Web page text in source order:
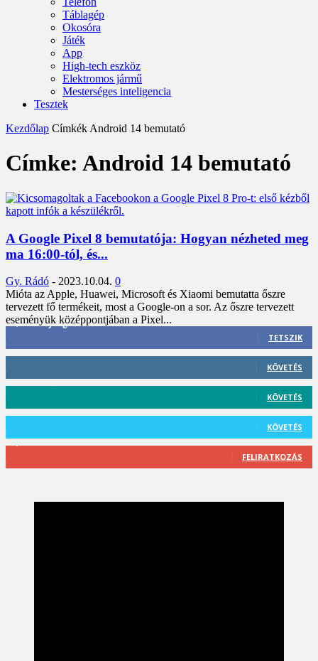
Táblagép
Okosóra
Játék
App
High-tech eszköz
Elektromos jármű
Mesterséges inteligencia
Tesztek
Kezdőlap Címkék Android 14 bemutató
Címke: Android 14 bemutató
A Google Pixel 8 bemutatója: Hogyan nézheted meg
ma 16:00-tól, és...
Gy. Rádó - 2023.10.04. 0
Mióta az Apple, Huawei, Microsoft és Xiaomi bemutatta őszre
tervezett fő termékeit, most a Google-on a sor. Az őszre tervezett
eseményük középpontjában a Pixel...
3,452 Rajongók
TETSZIK
KÖVETÉS
KÖVETÉS
KÖVETÉS
FELIRATKOZÁS